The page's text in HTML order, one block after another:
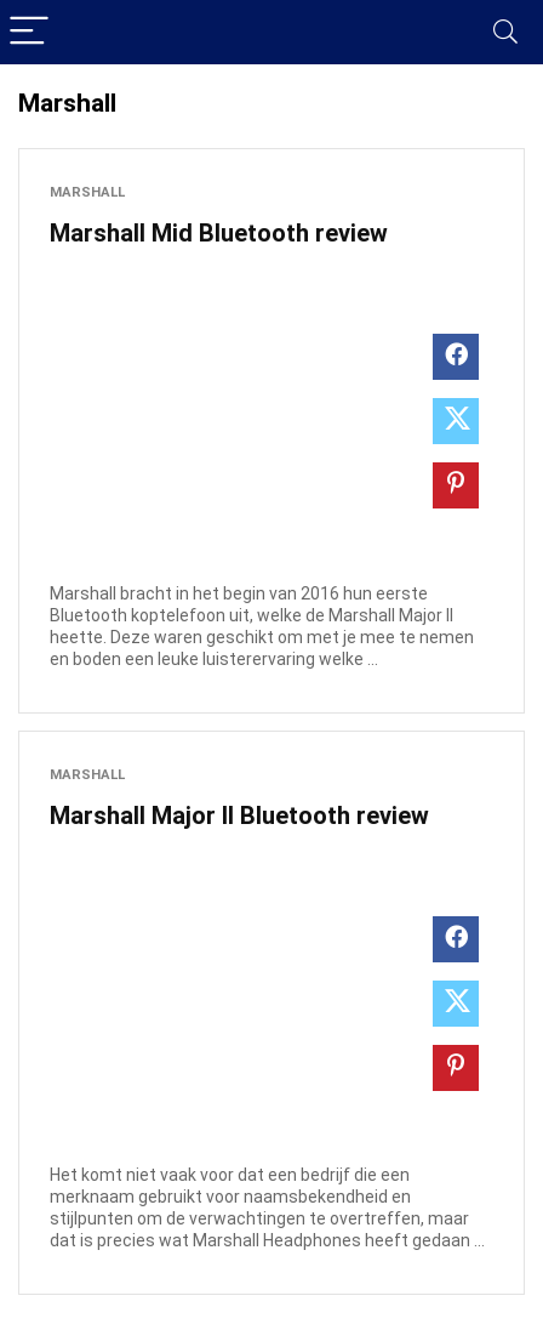
Marshall
MARSHALL
Marshall Mid Bluetooth review
Marshall bracht in het begin van 2016 hun eerste
Bluetooth koptelefoon uit, welke de Marshall Major II
heette. Deze waren geschikt om met je mee te nemen
en boden een leuke luisterervaring welke ...
MARSHALL
Marshall Major II Bluetooth review
Het komt niet vaak voor dat een bedrijf die een
merknaam gebruikt voor naamsbekendheid en
stijlpunten om de verwachtingen te overtreffen, maar
dat is precies wat Marshall Headphones heeft gedaan ...